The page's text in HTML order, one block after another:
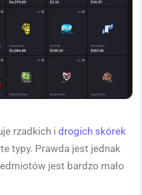
rzadkich i drogich skórek
typy. Prawda jest jednak
jest bardzo mało